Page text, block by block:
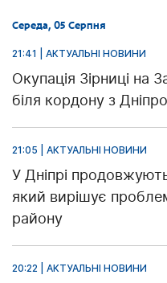
Середа, 05 Серпня
21:41 | АКТУАЛЬНІ НОВИНИ
Окупація Зірниці на
біля кордону з
21:05 | АКТУАЛЬНІ НОВИНИ
У Дніпрі
який вирішує
району
20:22 | АКТУАЛЬНІ НОВИНИ